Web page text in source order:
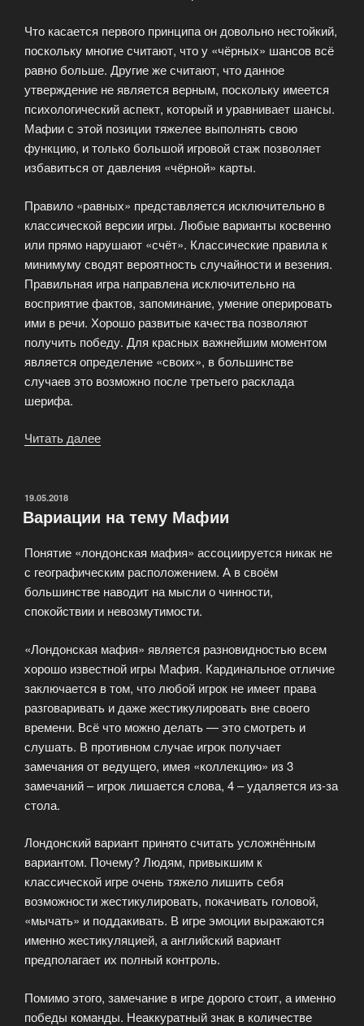
Что касается первого принципа он довольно нестойкий,
поскольку многие считают, что у «чёрных» шансов всё
равно больше. Другие же считают, что данное
утверждение не является верным, поскольку имеется
психологический аспект, который и уравнивает шансы.
Мафии с этой позиции тяжелее выполнять свою
функцию, и только большой игровой стаж позволяет
избавиться от давления «чёрной» карты.
Правило «равных» представляется исключительно в
классической версии игры. Любые варианты косвенно
или прямо нарушают «счёт». Классические правила к
минимуму сводят вероятность случайности и везения.
Правильная игра направлена исключительно на
восприятие фактов, запоминание, умение оперировать
ими в речи. Хорошо развитые качества позволяют
получить победу. Для красных важнейшим моментом
является определение «своих», в большинстве
случаев это возможно после третьего расклада
шерифа.
Читать далее
ОПУБЛИКОВАНО
19.05.2018
Вариации на тему Мафии
Понятие «лондонская мафия» ассоциируется никак не
с географическим расположением. А в своём
большинстве наводит на мысли о чинности,
спокойствии и невозмутимости.
«Лондонская мафия» является разновидностью всем
хорошо известной игры Мафия. Кардинальное отличие
заключается в том, что любой игрок не имеет права
разговаривать и даже жестикулировать вне своего
времени. Всё что можно делать — это смотреть и
слушать. В противном случае игрок получает
замечания от ведущего, имея «коллекцию» из 3
замечаний – игрок лишается слова, 4 – удаляется из-за
стола.
Лондонский вариант принято считать усложнённым
вариантом. Почему? Людям, привыкшим к
классической игре очень тяжело лишить себя
возможности жестикулировать, покачивать головой,
«мычать» и поддакивать. В игре эмоции выражаются
именно жестикуляцией, а английский вариант
предполагает их полный контроль.
Помимо этого, замечание в игре дорого стоит, а именно
победы команды. Неаккуратный знак в количестве